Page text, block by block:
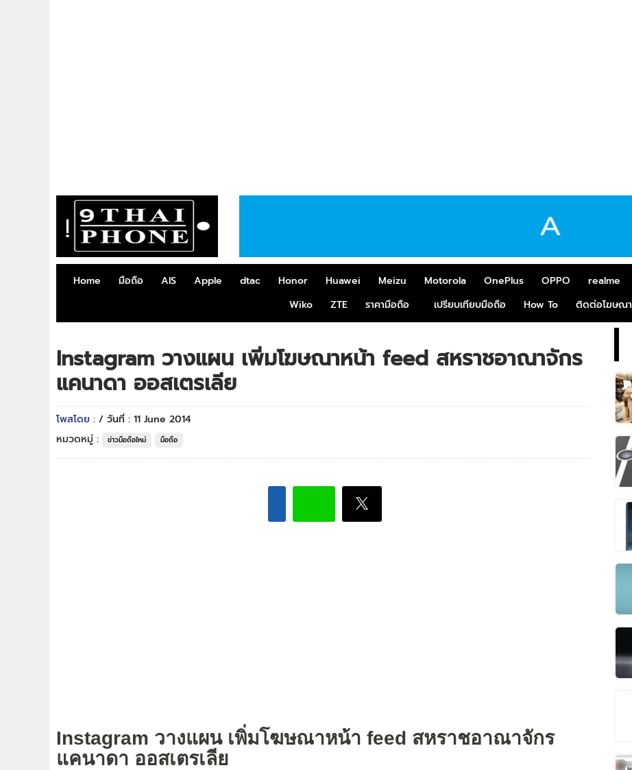
Home มือถือ AIS Apple dtac Honor Huawei Meizu Motorola OnePlus OPPO realme
Wiko
ZTE ราคามือถือ เปรียบเทียบมือถือ How To ติดต่อโฆษณา
Instagram วางแผน เพิ่มโฆษณาหน้า feed สหราชอาณาจักร
แคนาดา ออสเตรเลีย
โพสโดย : / วันที่ : 11 June 2014
หมวดหมู่ :
ข่าวมือถือใหม่ มือถือ
Instagram วางแผน เพิ่มโฆษณาหน้า feed สหราชอาณาจักร
แคนาดา ออสเตรเลีย